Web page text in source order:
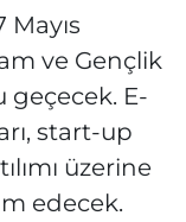
ve Gençlik
geçecek. E-
start-up
üzerine
edecek.